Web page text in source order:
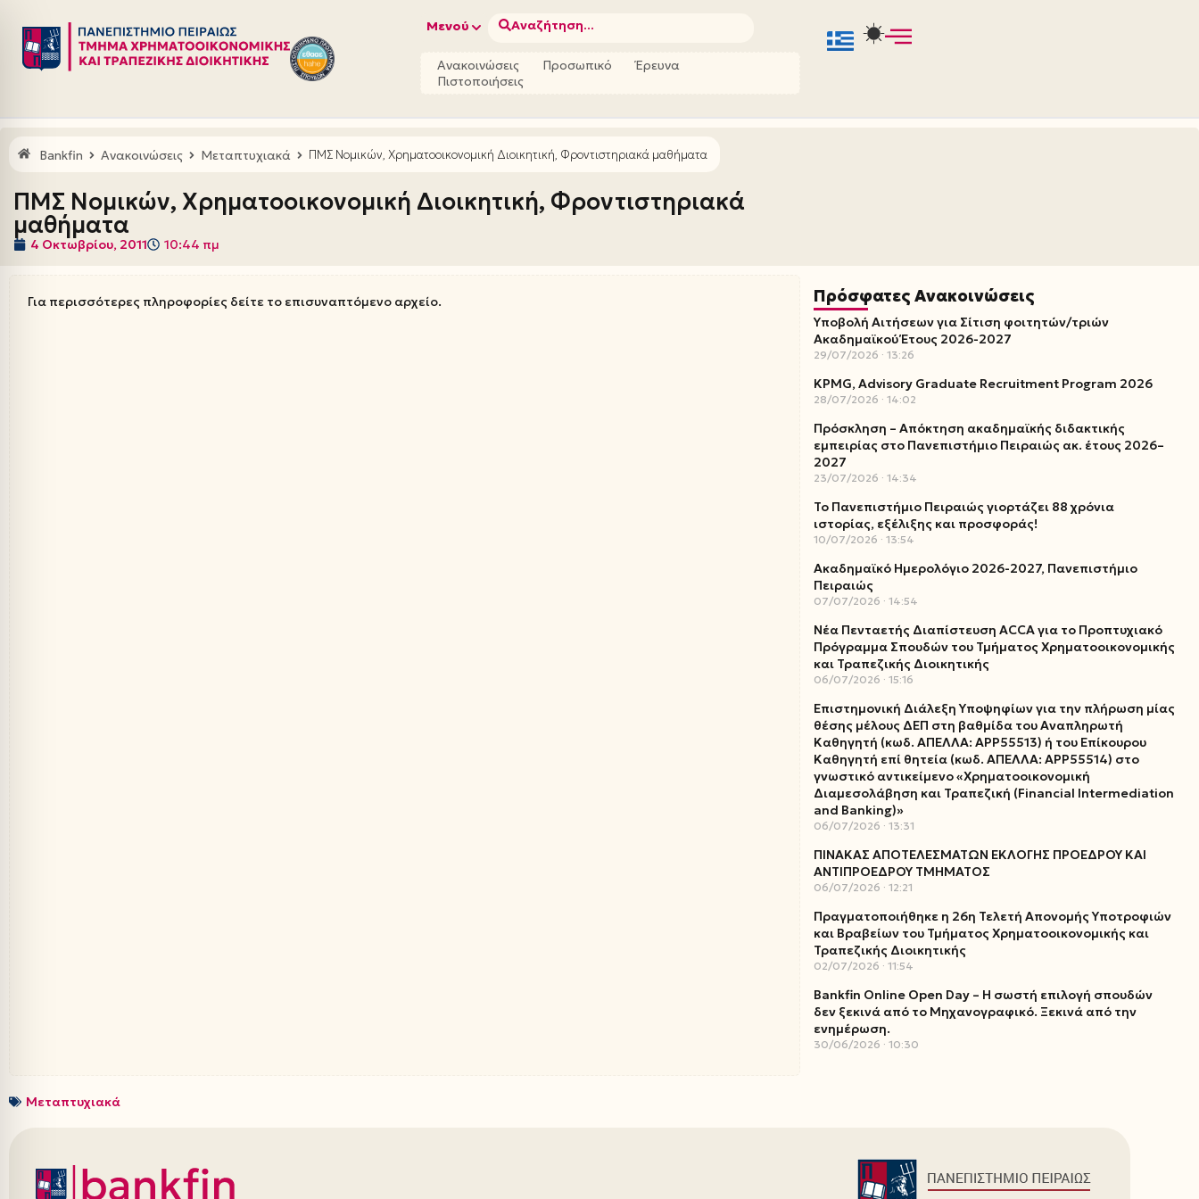
Μεταπηδήστε
στο
Μενού Αναζήτηση...
Ανακοινώσεις Προσωπικό
Έρευνα
Πιστοποιήσεις
Bankfin Ανακοινώσεις Μεταπτυχιακά ΠΜΣ Νομικών, Χρηματοοικονομική Διοικητική, Φροντιστηριακά μαθήματα
ΠΜΣ Νομικών, Χρηματοοικονομική Διοικητική, Φροντιστηριακά
μαθήματα
4 Οκτωβρίου, 2011 10:44 πμ
Για περισσότερες πληροφορίες δείτε το επισυναπτόμενο αρχείο. Πρόσφατες Ανακοινώσεις
Υποβολή Αιτήσεων για Σίτιση φοιτητών/τριών
Ακαδημαϊκού Έτους 2026-2027
29/07/2026 13:26
KPMG, Advisory Graduate Recruitment Program 2026
28/07/2026 14:02
Πρόσκληση – Απόκτηση ακαδημαϊκής διδακτικής
εμπειρίας στο Πανεπιστήμιο Πειραιώς ακ. έτους 2026–
2027
23/07/2026 14:34
Το Πανεπιστήμιο Πειραιώς γιορτάζει 88 χρόνια
ιστορίας, εξέλιξης και προσφοράς!
10/07/2026 13:54
Ακαδημαϊκό Ημερολόγιο 2026-2027, Πανεπιστήμιο
Πειραιώς
07/07/2026 14:54
Νέα Πενταετής Διαπίστευση ACCA για το Προπτυχιακό
Πρόγραμμα Σπουδών του Τμήματος Χρηματοοικονομικής
και Τραπεζικής Διοικητικής
06/07/2026 15:16
Επιστημονική Διάλεξη Υποψηφίων για την πλήρωση μίας
θέσης μέλους ΔΕΠ στη βαθμίδα του Αναπληρωτή
Καθηγητή (κωδ. ΑΠΕΛΛΑ: ΑΡΡ55513) ή του Επίκουρου
Καθηγητή επί θητεία (κωδ. ΑΠΕΛΛΑ: ΑΡΡ55514) στο
γνωστικό αντικείμενο «Χρηματοοικονομική
Διαμεσολάβηση και Τραπεζική (Financial Intermediation
and Banking)»
06/07/2026 13:31
ΠΙΝΑΚΑΣ ΑΠΟΤΕΛΕΣΜΑΤΩΝ ΕΚΛΟΓΗΣ ΠΡΟΕΔΡΟΥ ΚΑΙ
ΑΝΤΙΠΡΟΕΔΡΟΥ ΤΜΗΜΑΤΟΣ
06/07/2026 12:21
Πραγματοποιήθηκε η 26η Τελετή Απονομής Υποτροφιών
και Βραβείων του Τμήματος Χρηματοοικονομικής και
Τραπεζικής Διοικητικής
02/07/2026 11:54
Bankfin Online Open Day – Η σωστή επιλογή σπουδών
δεν ξεκινά από το Μηχανογραφικό. Ξεκινά από την
ενημέρωση.
30/06/2026 10:30
Μεταπτυχιακά